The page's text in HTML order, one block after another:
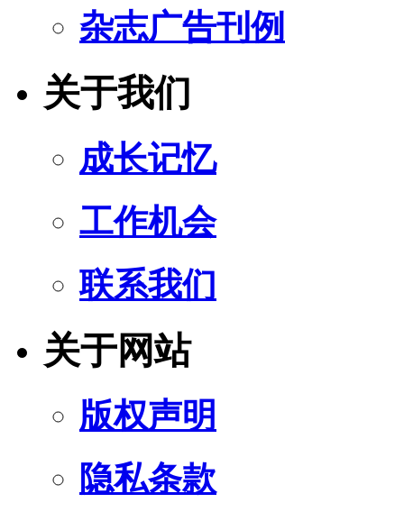
杂志广告刊例
关于我们
成长记忆
工作机会
联系我们
关于网站
版权声明
隐私条款